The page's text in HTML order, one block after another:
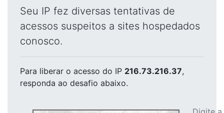
Seu IP fez diversas tentativas de
acessos suspeitos a sites hospedados
conosco.
Para liberar o acesso do IP 216.73.216.37,
responda ao desafio abaixo.